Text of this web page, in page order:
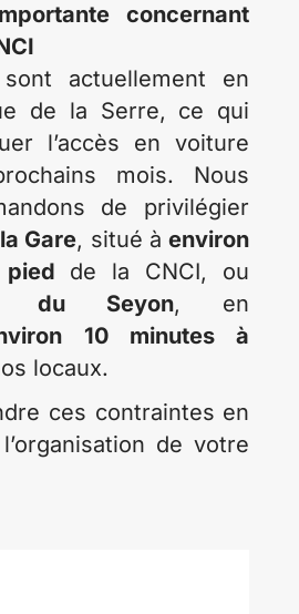
concernant
actuellement en
de la Serre, ce qui
l’accès en voiture
mois. Nous
de privilégier
Gare, situé àenviron
de la CNCI, ou
du Seyon, en
10 minutes à
locaux.
ces contraintes en
de votre